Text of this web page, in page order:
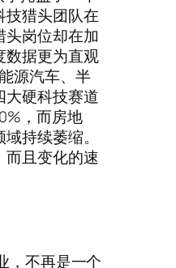
技猎头团队在
头岗位却在加
数据更为直观
源汽车、半
大硬科技赛道
，而房地
持续萎缩。
而且变化的速
，不再是一个